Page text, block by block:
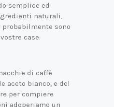
semplice ed
naturali,
probabilmente sono
case.
di caffè
aceto bianco, e del
per compiere
adoperiamo un